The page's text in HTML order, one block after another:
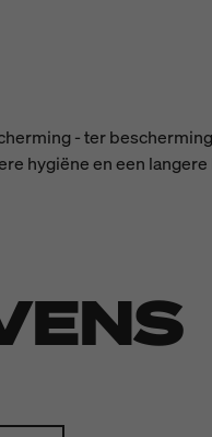
- ter
hygiëne en een